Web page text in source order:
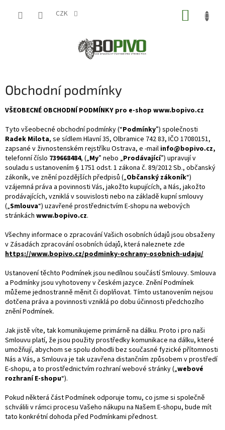
CZK
Obchodní podmínky
VŠEOBECNÉ OBCHODNÍ PODMÍNKY pro e-shop www.bopivo.cz
Tyto všeobecné obchodní podmínky (“Podmínky”) společnosti
Radek Milota, se sídlem Hlavní 35, Olbramice 742 83, IČO 17080151,
zapsané v živnostenském rejstříku Ostrava, e -mail info@bopivo.cz,
telefonní číslo 739668484, („My” nebo „Prodávající”) upravují v
souladu s ustanovením § 1751 odst. 1 zákona č. 89/2012 Sb., občanský
zákoník, ve znění pozdějších předpisů („Občanský zákoník“)
vzájemná práva a povinnosti Vás, jakožto kupujících, a Nás, jakožto
prodávajících, vzniklá v souvislosti nebo na základě kupní smlouvy
(„Smlouva“) uzavřené prostřednictvím E-shopu na webových
stránkách www.bopivo.cz.
Všechny informace o zpracování Vašich osobních údajů jsou obsaženy
v Zásadách zpracování osobních údajů, která naleznete zde
https://www.bopivo.cz/podminky-ochrany-osobnich-udaju/
Ustanovení těchto Podmínek jsou nedílnou součástí Smlouvy. Smlouva
a Podmínky jsou vyhotoveny v českém jazyce. Znění Podmínek
můžeme jednostranně měnit či doplňovat. Tímto ustanovením nejsou
dotčena práva a povinnosti vzniklá po dobu účinnosti předchozího
znění Podmínek.
Jak jistě víte, tak komunikujeme primárně na dálku. Proto i pro naši
Smlouvu platí, že jsou použity prostředky komunikace na dálku, které
umožňují, abychom se spolu dohodli bez současné fyzické přítomnosti
Nás a Vás, a Smlouva je tak uzavřena distančním způsobem v prostředí
E-shopu, a to prostřednictvím rozhraní webové stránky („webové
rozhraní E-shopu“).
Pokud některá část Podmínek odporuje tomu, co jsme si společně
schválili v rámci procesu Vašeho nákupu na Našem E-shopu, bude mít
tato konkrétní dohoda před Podmínkami přednost.